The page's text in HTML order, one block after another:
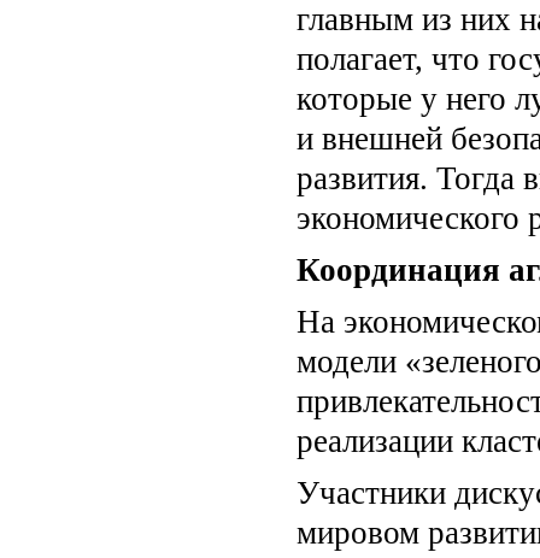
главным из них
полагает, что
которые у него
и внешней
развития. Тогда
экономического
Координация
На
модели
реализации
Участники
мировом